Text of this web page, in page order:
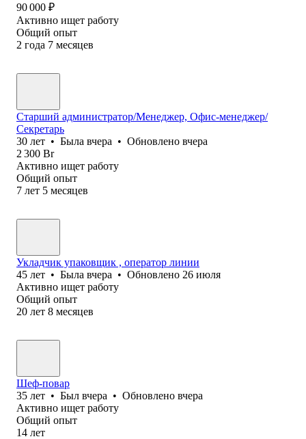
90 000 ₽
Активно ищет работу
Общий опыт
2 года 7 месяцев
Старший администратор/Менеджер, Офис-менеджер/
Секретарь
30 лет • Была вчера • Обновлено вчера
2 300 Br
Активно ищет работу
Общий опыт
7 лет 5 месяцев
Укладчик упаковщик , оператор линии
45 лет • Была вчера • Обновлено 26 июля
Активно ищет работу
Общий опыт
20 лет 8 месяцев
Шеф-повар
35 лет • Был вчера • Обновлено вчера
Активно ищет работу
Общий опыт
14 лет